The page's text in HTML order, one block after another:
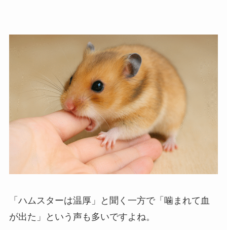
「ハムスターは温厚」と聞く一方で「噛まれて血
が出た」という声も多いですよね。